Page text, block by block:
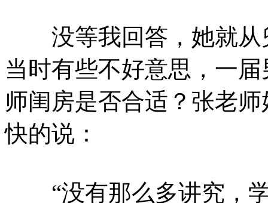
没等我回答，她就从
当时有些不好意思，一
师闺房是否合适？张老
快的说：
“没有那么多讲究，学